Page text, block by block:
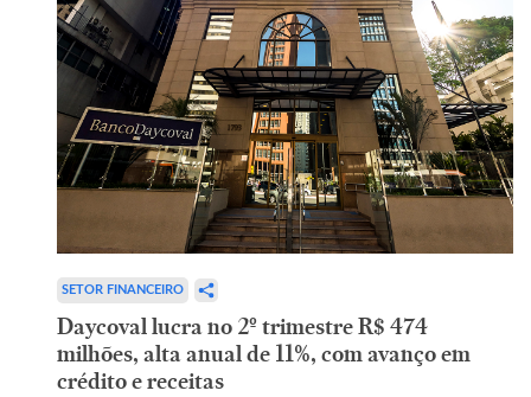
SETOR FINANCEIRO
Daycoval lucra no 2º trimestre R$ 474
milhões, alta anual de 11%, com avanço em
crédito e receitas